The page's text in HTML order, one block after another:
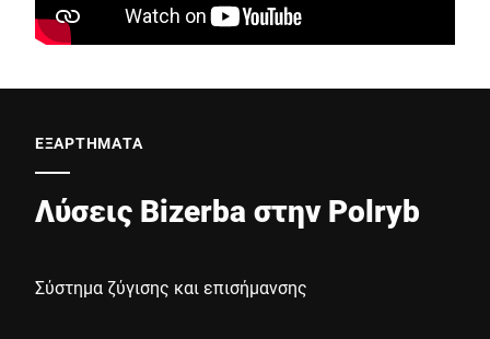
ΕΞΑΡΤΉΜΑΤΑ
Λύσεις Bizerba στην Polryb
Σύστημα ζύγισης και επισήμανσης